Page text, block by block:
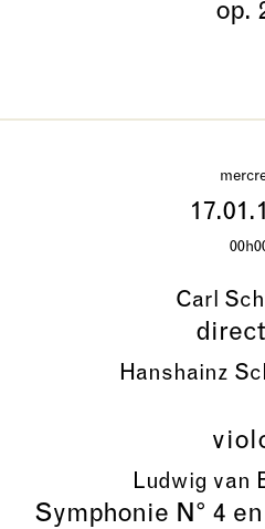
op.
Carl
Hanshainz
Ludwig van
Symphonie N° 4